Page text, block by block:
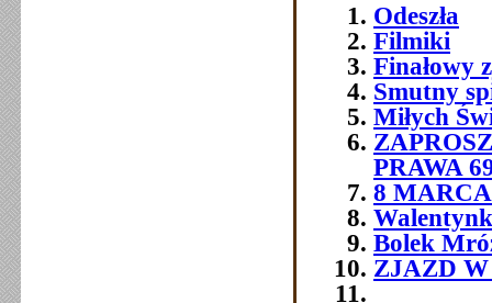
Odeszła
Filmiki
Finałowy
Smutny
Miłych
PRAWA
8
Bolek
ZJAZD W